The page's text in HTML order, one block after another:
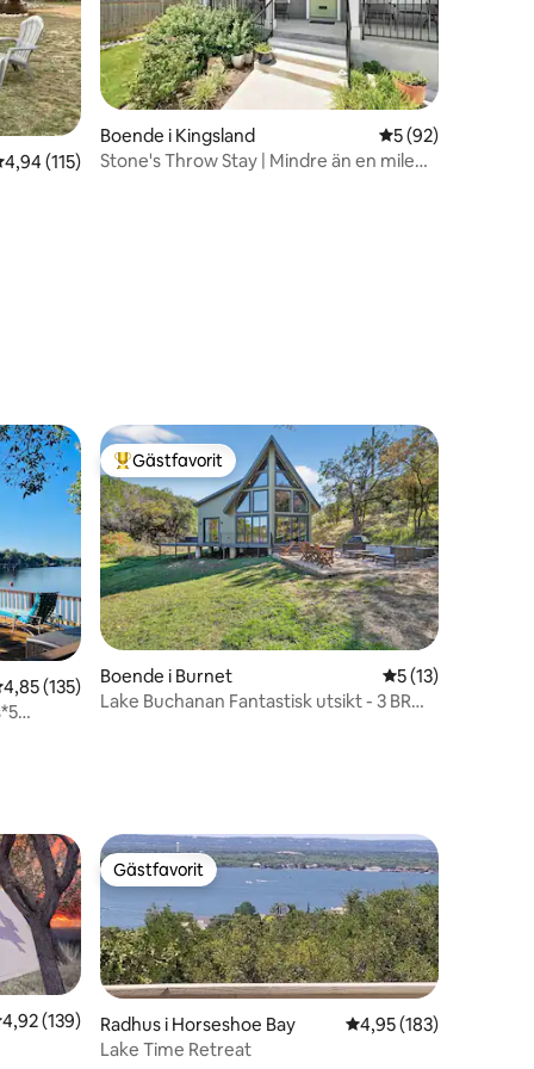
av 5 i genomsnittligt betyg, 115 omdömen
4,94 (115)
Boende i Kingsland 5 av 5 i
5 (92)
Stone's Throw Stay | Mindre än en mile
av 5 i genomsnittligt betyg, 135 omdömen
4,85 (135)
Populär gästfavorit
Gästfavorit
Boende i Burnet 5 av 5 i
5 (13)
Lake Buchanan Fantastisk utsikt - 3 BR
av 5 i genomsnittligt betyg, 139 omdömen
4,92 (139)
Gästfavorit
Gästfavorit
Radhus i Horseshoe Bay 4,95 av 5 i
4,95 (183)
Lake Time Retreat